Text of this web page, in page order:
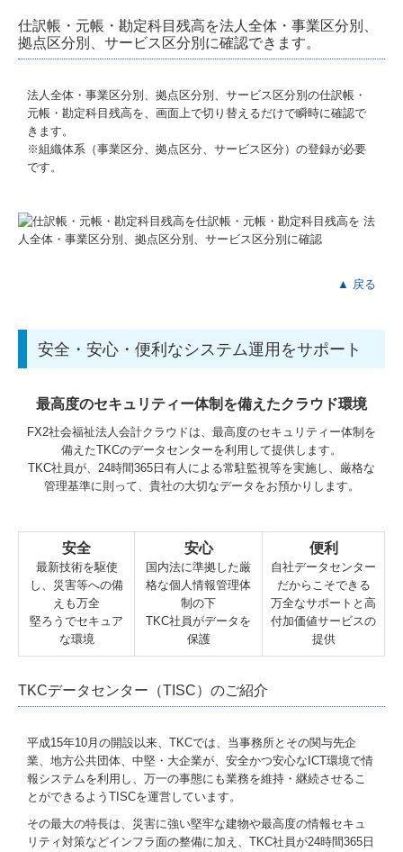
仕訳帳・元帳・勘定科目残高を法人全体・事業区分別、
拠点区分別、サービス区分別に確認できます。
法人全体・事業区分別、拠点区分別、サービス区分別の仕訳帳・
元帳・勘定科目残高を、画面上で切り替えるだけで瞬時に確認で
きます。
※組織体系（事業区分、拠点区分、サービス区分）の登録が必要
です。
▲ 戻る
安全・安心・便利なシステム運用をサポート
最高度のセキュリティー体制を備えたクラウド環境
FX2社会福祉法人会計クラウドは、最高度のセキュリティー体制を
備えたTKCのデータセンターを利用して提供します。
TKC社員が、24時間365日有人による常駐監視等を実施し、厳格な
管理基準に則って、貴社の大切なデータをお預かりします。
安全
最新技術を駆使
し、災害等への備
えも万全
堅ろうでセキュア
な環境
安心
国内法に準拠した厳
格な個人情報管理体
制の下
TKC社員がデータを
保護
便利
自社データセンター
だからこそできる
万全なサポートと高
付加価値サービスの
提供
TKCデータセンター（TISC）のご紹介
平成15年10月の開設以来、TKCでは、当事務所とその関与先企
業、地方公共団体、中堅・大企業が、安全かつ安心なICT環境で情
報システムを利用し、万一の事態にも業務を維持・継続させるこ
とができるようTISCを運営しています。
その最大の特長は、災害に強い堅牢な建物や最高度の情報セキュ
リティ対策などインフラ面の整備に加え、TKC社員が24時間365日